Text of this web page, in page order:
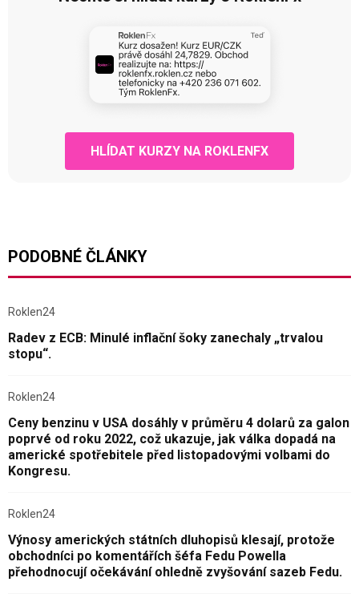
HLÍDAT KURZY NA ROKLENFX
PODOBNÉ ČLÁNKY
Roklen24
Radev z ECB: Minulé inflační šoky zanechaly „trvalou
stopu“.
Roklen24
Ceny benzinu v USA dosáhly v průměru 4 dolarů za galon
poprvé od roku 2022, což ukazuje, jak válka dopadá na
americké spotřebitele před listopadovými volbami do
Kongresu.
Roklen24
Výnosy amerických státních dluhopisů klesají, protože
obchodníci po komentářích šéfa Fedu Powella
přehodnocují očekávání ohledně zvyšování sazeb Fedu.